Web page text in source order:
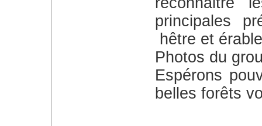
principales
hêtre et
Photos du
Espérons pouvoir retourner bientôt dans nos
belles forêts